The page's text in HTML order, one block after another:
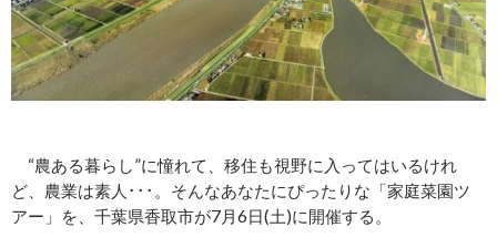
“農ある暮らし”に憧れて、移住も視野に入ってはいるけれ
ど、農業は素人･･･。そんなあなたにぴったりな「家庭菜園ツ
アー」を、千葉県香取市が7月6日(土)に開催する。